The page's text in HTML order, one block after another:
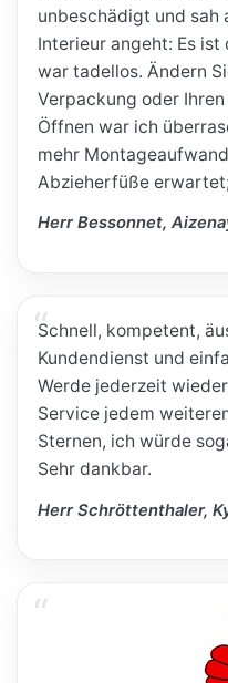
unbeschädigt und sah
Interieur angeht: Es
war tadellos. Ändern
Verpackung oder
Öffnen war ich
mehr
Abzieherfüße
Herr Bessonnet,
Schnell, kompetent,
Kundendienst und
Werde jederzeit
Service jedem
Sternen, ich würde
Sehr dankbar.
Herr Schröttenthaler,